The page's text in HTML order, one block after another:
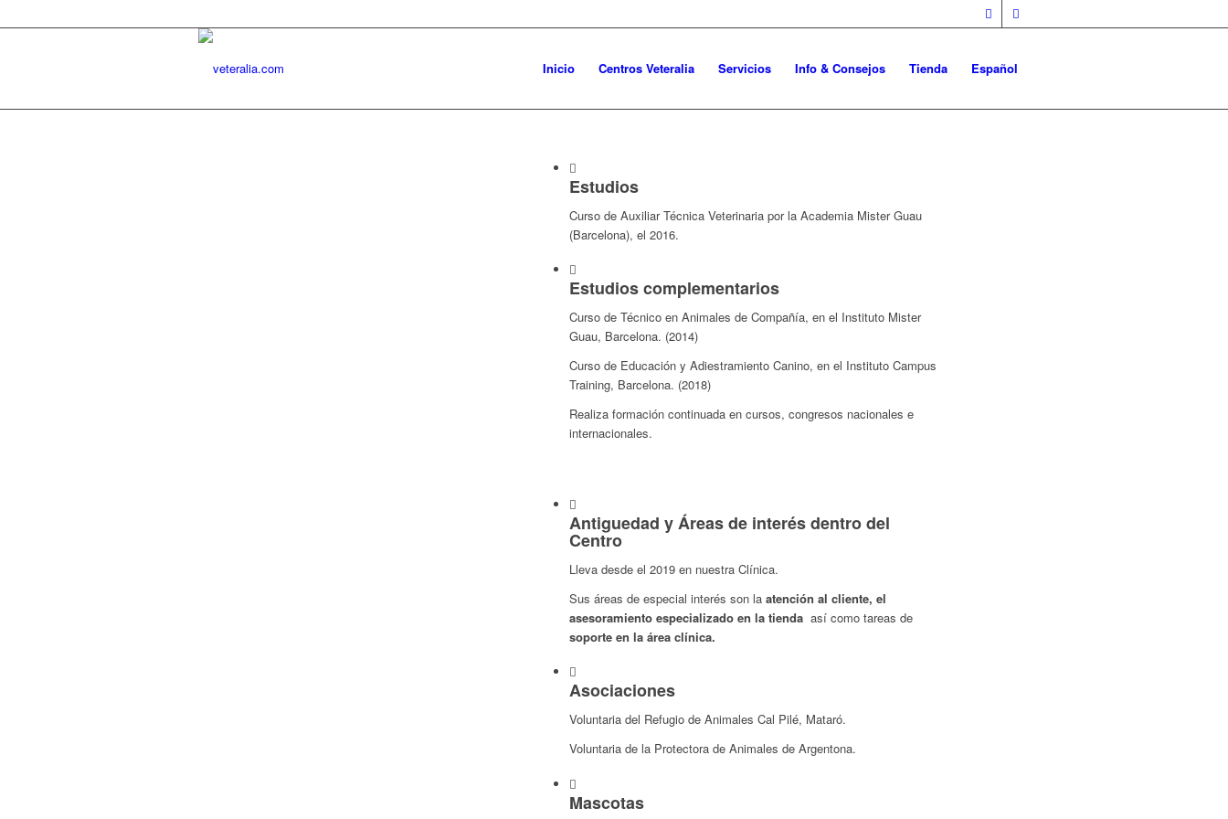
Inicio Centros Veteralia Servicios Info & Consejos Tienda Español
Estudios
Curso de Auxiliar Técnica Veterinaria por la Academia Mister Guau
(Barcelona), el 2016.
Estudios complementarios
Curso de Técnico en Animales de Compañía, en el Instituto Mister
Guau, Barcelona. (2014)
Curso de Educación y Adiestramiento Canino, en el Instituto Campus
Training, Barcelona. (2018)
Realiza formación continuada en cursos, congresos nacionales e
internacionales.
Antiguedad y Áreas de interés dentro del
Centro
Lleva desde el 2019 en nuestra Clínica.
Sus áreas de especial interés son la atención al cliente, el
asesoramiento especializado en la tienda así como tareas de
soporte en la área clínica.
Asociaciones
Voluntaria del Refugio de Animales Cal Pilé, Mataró.
Voluntaria de la Protectora de Animales de Argentona.
Mascotas